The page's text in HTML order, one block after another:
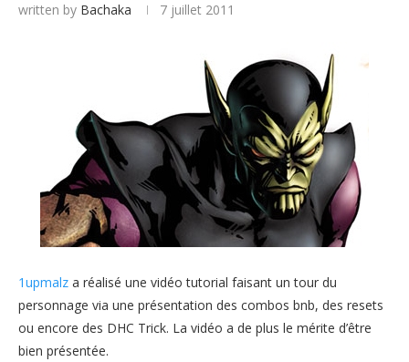
written by Bachaka 7 juillet 2011
1upmalz a réalisé une vidéo tutorial faisant un tour du
personnage via une présentation des combos bnb, des resets
ou encore des DHC Trick. La vidéo a de plus le mérite d’être
bien présentée.